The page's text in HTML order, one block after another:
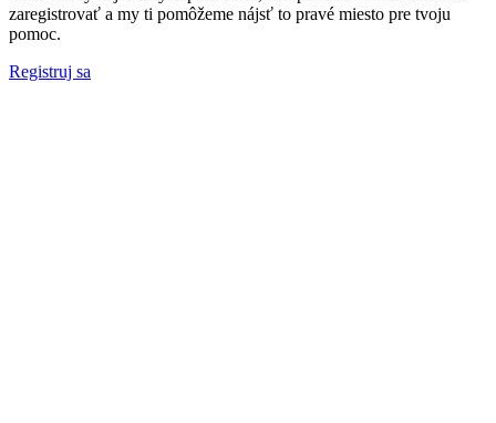
zaregistrovať a my ti pomôžeme nájsť to pravé miesto pre tvoju
pomoc.
Registruj sa